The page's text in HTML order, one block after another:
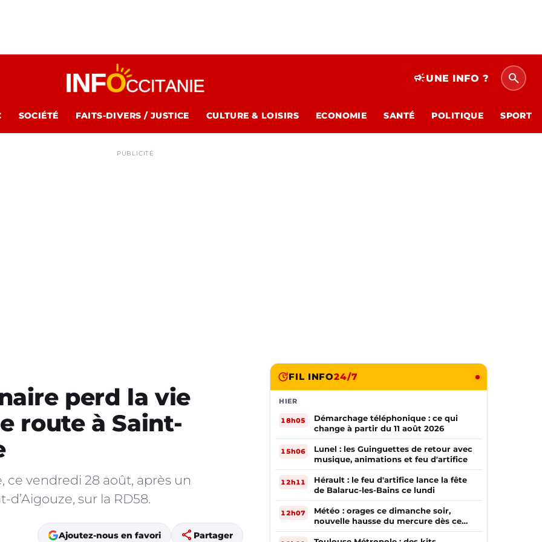
campaignUNE INFO ? search
SOCIÉTÉ FAITS-DIVERS / JUSTICE CULTURE & LOISIRS ECONOMIE SANTÉ POLITIQUE SPORT
PUBLICITÉ
perd la vie
route à Saint-
ce vendredi 28 août, après un
sur la RD58.
Ajoutez-nous en favori share Partager
FIL INFO24/7
HIER
18h05
Démarchage téléphonique : ce qui
change à partir du 11 août 2026
15h06
Lunel : les Guinguettes de retour avec
musique, animations et feu d'artifice
12h11
Hérault : le feu d'artifice lance la fête
de Balaruc-les-Bains ce lundi
12h07
Météo : orages ce dimanche soir,
nouvelle hausse du mercure dès ce
lundi !